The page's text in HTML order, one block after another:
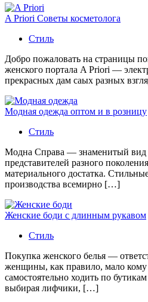
A Priori Советы косметолога
Стиль
Добро пожаловать на страницы
женского портала A Priori —
прекрасных дам саых разных
Модная одежда оптом и в розницу
Стиль
Модна Справа — знаменитый вид
представителей разного
материального достатка.
производства всемирно […]
Женские боди с длинным рукавом
Стиль
Покупка женского белья —
женщины, как правило, мало кому
самостоятельно ходить по
выбирая лифчики, […]